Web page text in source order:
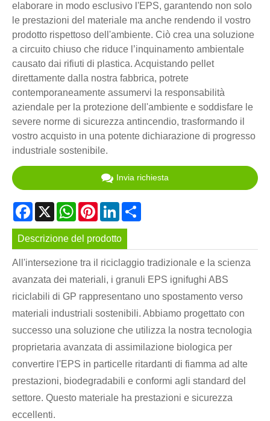
elaborare in modo esclusivo l'EPS, garantendo non solo
le prestazioni del materiale ma anche rendendo il vostro
prodotto rispettoso dell'ambiente. Ciò crea una soluzione
a circuito chiuso che riduce l’inquinamento ambientale
causato dai rifiuti di plastica. Acquistando pellet
direttamente dalla nostra fabbrica, potrete
contemporaneamente assumervi la responsabilità
aziendale per la protezione dell'ambiente e soddisfare le
severe norme di sicurezza antincendio, trasformando il
vostro acquisto in una potente dichiarazione di progresso
industriale sostenibile.
Invia richiesta
Facebook
X WhatsApp
PinterestLinkedIn
Descrizione del prodotto
All'intersezione tra il riciclaggio tradizionale e la scienza
avanzata dei materiali, i granuli EPS ignifughi ABS
riciclabili di GP rappresentano uno spostamento verso
materiali industriali sostenibili. Abbiamo progettato con
successo una soluzione che utilizza la nostra tecnologia
proprietaria avanzata di assimilazione biologica per
convertire l'EPS in particelle ritardanti di fiamma ad alte
prestazioni, biodegradabili e conformi agli standard del
settore. Questo materiale ha prestazioni e sicurezza
eccellenti.